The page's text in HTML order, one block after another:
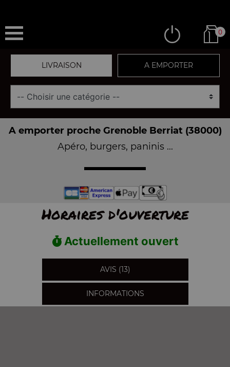
0
LIVRAISON A EMPORTER
A emporter proche Grenoble Berriat (38000)
Apéro, burgers, paninis ...
Horaires d'ouverture
Actuellement ouvert
AVIS (13)
INFORMATIONS